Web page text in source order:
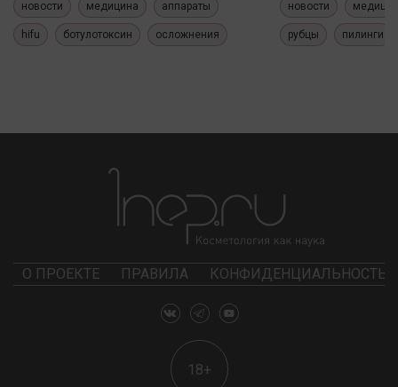
новости медицина аппараты
hifu ботулотоксин осложнения
новости
рубцы пилинги
О ПРОЕКТЕ ПРАВИЛА КОНФИДЕНЦИАЛЬНОСТЬ
18+